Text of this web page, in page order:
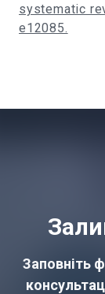
systematic
e12085.
Заповніть